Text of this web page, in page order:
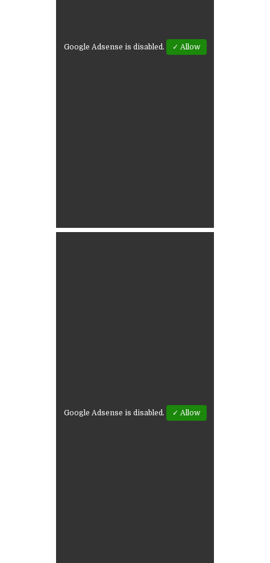
Google Adsense is disabled. ✓ Allow
Google Adsense is disabled. ✓ Allow